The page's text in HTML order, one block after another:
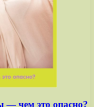
— чем это опасно?